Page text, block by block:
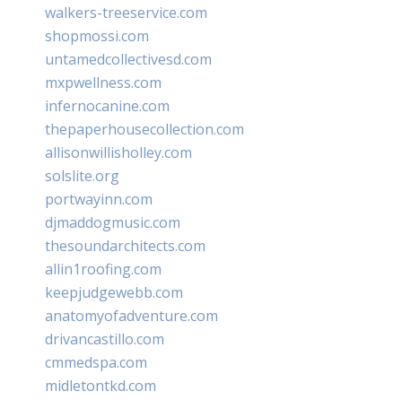
walkers-treeservice.com
shopmossi.com
untamedcollectivesd.com
mxpwellness.com
infernocanine.com
thepaperhousecollection.com
allisonwillisholley.com
solslite.org
portwayinn.com
djmaddogmusic.com
thesoundarchitects.com
allin1roofing.com
keepjudgewebb.com
anatomyofadventure.com
drivancastillo.com
cmmedspa.com
midletontkd.com